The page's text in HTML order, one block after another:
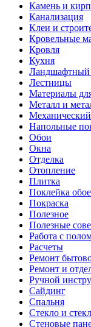
Камень и
Канализация
Клеи и
Кровельные
Кровля
Кухня
Ландшафтный
Лестницы
Материалы
Металл и
Напольные
Обои
Окна
Отделка
Отопление
Плитка
Поклейка
Покраска
Полезное
Полезные
Работа с
Расчеты
Ремонт
Ремонт и
Ручной
Сайдинг
Спальня
Стекло и
Стеновые